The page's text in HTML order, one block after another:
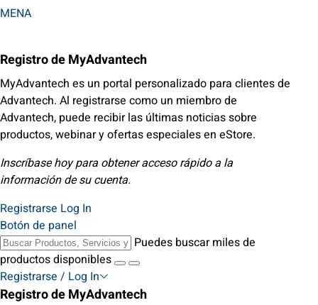
MENA
Registro de MyAdvantech
MyAdvantech es un portal personalizado para clientes de
Advantech. Al registrarse como un miembro de
Advantech, puede recibir las últimas noticias sobre
productos, webinar y ofertas especiales en eStore.
Inscríbase hoy para obtener acceso rápido a la
información de su cuenta.
Registrarse Log In
Botón de panel
Puedes buscar miles de
productos disponibles
Registrarse / Log In
Registro de MyAdvantech